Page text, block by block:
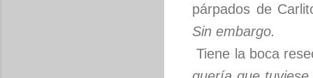
párpados de
Sin embargo.
Tiene la boca